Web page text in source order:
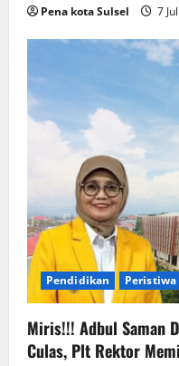
Pena kota Sulsel 7
Pendidikan Peristiwa
Miris!!! Adbul Saman
Culas, Plt Rektor